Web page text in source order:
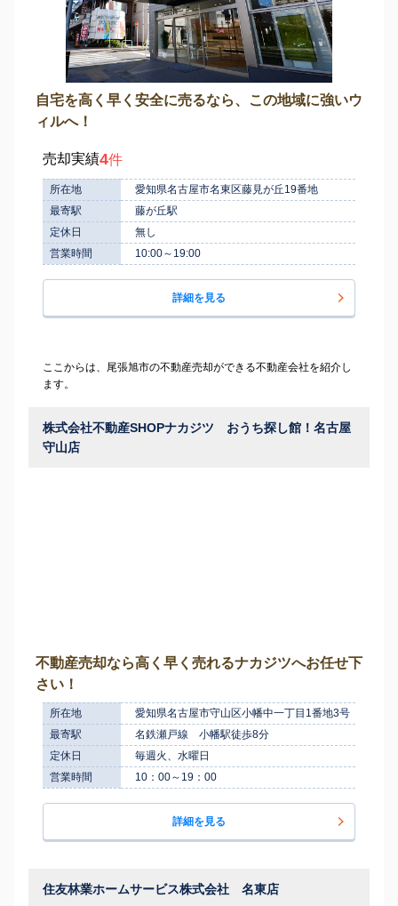
自宅を高く早く安全に売るなら、この地域に強いウ
ィルへ！
売却実績4件
所在地
愛知県名古屋市名東区藤見が丘19番地
最寄駅
藤が丘駅
定休日
無し
営業時間
10:00～19:00
詳細を見る
ここからは、尾張旭市の不動産売却ができる不動産会社を紹介し
ます。
株式会社不動産SHOPナカジツ おうち探し館！名古屋
守山店
不動産売却なら高く早く売れるナカジツへお任せ下
さい！
所在地
愛知県名古屋市守山区小幡中一丁目1番地3号
最寄駅
名鉄瀬戸線 小幡駅徒歩8分
定休日
毎週火、水曜日
営業時間
10：00～19：00
詳細を見る
住友林業ホームサービス株式会社 名東店